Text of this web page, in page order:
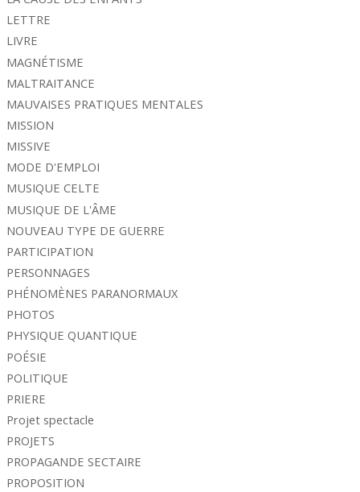
LETTRE
LIVRE
MAGNÉTISME
MALTRAITANCE
MAUVAISES PRATIQUES MENTALES
MISSION
MISSIVE
MODE D'EMPLOI
MUSIQUE CELTE
MUSIQUE DE L'ÂME
NOUVEAU TYPE DE GUERRE
PARTICIPATION
PERSONNAGES
PHÉNOMÈNES PARANORMAUX
PHOTOS
PHYSIQUE QUANTIQUE
POÉSIE
POLITIQUE
PRIERE
Projet spectacle
PROJETS
PROPAGANDE SECTAIRE
PROPOSITION